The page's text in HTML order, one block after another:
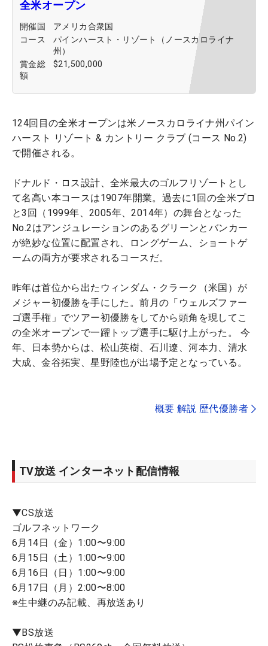
全米オープン
開催国
アメリカ合衆国
コース
パインハースト・リゾート（ノースカロライナ
州）
賞金総
額
$21,500,000
124回目の全米オープンは米ノースカロライナ州パイン
ハースト リゾート & カントリー クラブ (コース No.2)
で開催される。
ドナルド・ロス設計、全米最大のゴルフリゾートとし
て名高い本コースは1907年開業。過去に1回の全米プロ
と3回（1999年、2005年、2014年）の舞台となった
No.2はアンジュレーションのあるグリーンとバンカー
が絶妙な位置に配置され、ロングゲーム、ショートゲ
ームの両方が要求されるコースだ。
昨年は首位から出たウィンダム・クラーク（米国）が
メジャー初優勝を手にした。前月の「ウェルズファー
ゴ選手権」でツアー初優勝をしてから頭角を現してこ
の全米オープンで一躍トップ選手に駆け上がった。 今
年、日本勢からは、松山英樹、石川遼、河本力、清水
大成、金谷拓実、星野陸也が出場予定となっている。
概要 解説 歴代優勝者
TV放送 インターネット配信情報
▼CS放送
ゴルフネットワーク
6月14日（金）1:00〜9:00
6月15日（土）1:00〜9:00
6月16日（日）1:00〜9:00
6月17日（月）2:00〜8:00
※生中継のみ記載、再放送あり
▼BS放送